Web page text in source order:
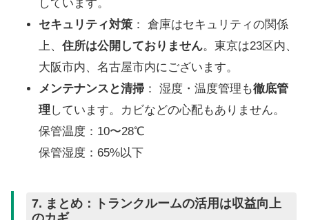
しています。
セキュリティ対策 ： 倉庫はセキュリティの関係
上、 住所は公開しておりません。東京は23区内、
大阪市内、名古屋市内にございます。
メンテナンスと清掃 ： 湿度・温度管理も徹底管
理 しています。カビなどの心配もありません。
保管温度：10〜28℃
保管湿度：65%以下
7. まとめ：トランクルームの活用は収益向上